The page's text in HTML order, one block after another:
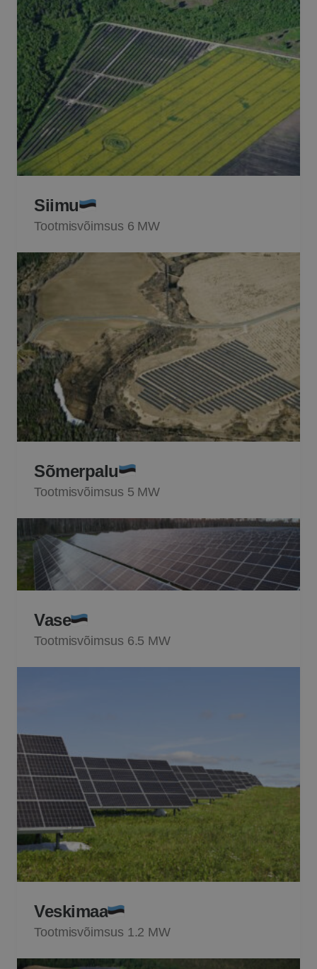
Siimu
Tootmisvõimsus 6 MW
Sõmerpalu
Tootmisvõimsus 5 MW
Vase
Tootmisvõimsus 6.5 MW
Veskimaa
Tootmisvõimsus 1.2 MW